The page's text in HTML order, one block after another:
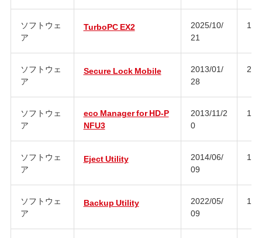
ソフトウェ
ア
TurboPC EX2
2025/10/
21
ソフトウェ
ア
Secure Lock Mobile
2013/01/
28
ソフトウェ
ア
eco Manager for HD-P
NFU3
2013/11/2
0
ソフトウェ
ア
Eject Utility
2014/06/
09
ソフトウェ
ア
Backup Utility
2022/05/
09